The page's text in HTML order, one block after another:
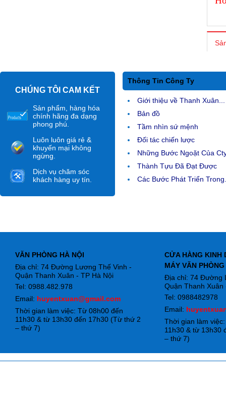
CHÚNG TÔI CAM KẾT
Sản phẩm, hàng hóa
chính hãng đa dạng
phong phú.
Luôn luôn giá rẻ &
khuyến mại không
ngừng.
Dịch vụ chăm sóc
khách hàng uy tín.
Thông Tin Công Ty
Giới thiệu về Thanh Xuân...
Bản đồ
Tầm nhìn sứ mệnh
Đối tác chiến lược
Những Bước Ngoặt Của
Thành Tựu Đã Đạt Được
Các Bước Phát Triển
VĂN PHÒNG HÀ NỘI
Địa chỉ: 74 Đường Lương Thế Vinh -
Quận Thanh Xuân - TP Hà Nội
Tel: 0988.482.978
Email: huyentxuan@gmail.com
Thời gian làm việc: Từ 08h00 đến
11h30 & từ 13h30 đến 17h30 (Từ thứ 2
– thứ 7)
CỬA HÀNG KINH
MÁY VĂN PHÒNG
Địa chỉ: 74 Đường
Quận Thanh Xuân
Tel: 0988482978
Email:
Thời gian làm
11h30 & từ 13h30
– thứ 7)